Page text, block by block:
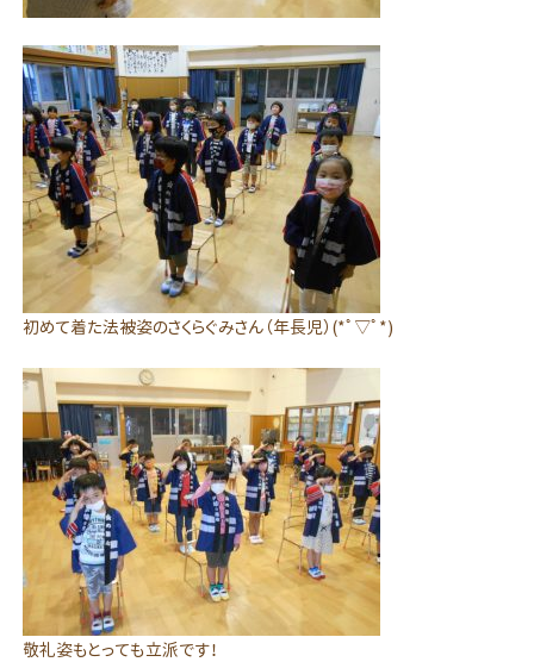
初めて着た法被姿のさくらぐみさん（年長児）(*ﾟ▽ﾟ*)
敬礼姿もとっても立派です！